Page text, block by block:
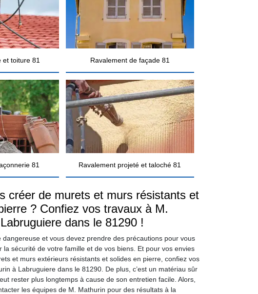
et toiture 81 Ravalement de façade 81
81 Ravalement projeté et taloché 81
créer de murets et murs résistants et
? Confiez vos travaux à M.
dans le 81290 !
dangereuse et vous devez prendre des précautions pour vous
la sécurité de votre famille et de vos biens. Et pour vos envies
et murs extérieurs résistants et solides en pierre, confiez vos
à Labruguiere dans le 81290. De plus, c’est un matériau sûr
rester plus longtemps à cause de son entretien facile. Alors,
les équipes de M. Mathurin pour des résultats à la